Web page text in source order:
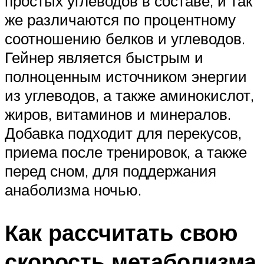
же различаются по процентному
соотношению белков и углеводов.
Гейнер является быстрым и
полноценным источником энергии
из углеводов, а также аминокислот,
жиров, витаминов и минералов.
Добавка подходит для перекусов,
приема после тренировок, а также
перед сном, для поддержания
анаболизма ночью.
Как рассчитать свою